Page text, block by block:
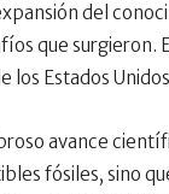
del
que surgieron.
los Estados
avance
fósiles, sino